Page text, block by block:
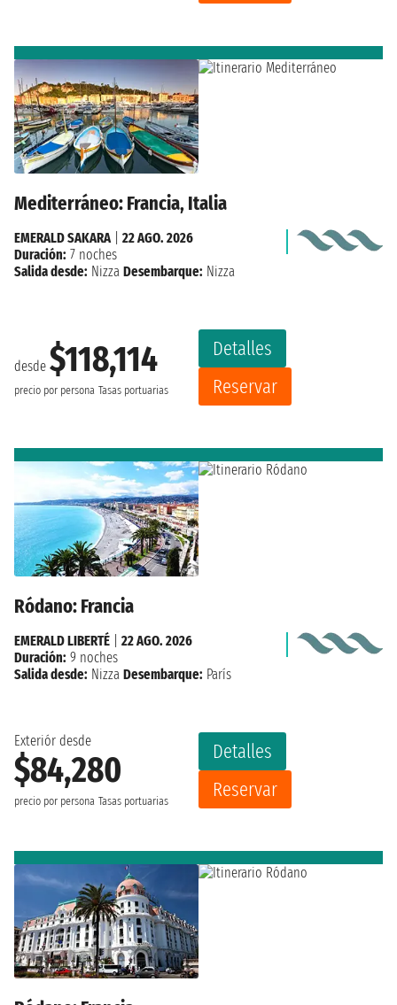
Mediterráneo: Francia, Italia
desde $118,114
precio por persona Tasas portuarias
Detalles
Reservar
EMERALD SAKARA| 22 AGO. 2026
Duración: 7 noches
Salida desde: Nizza Desembarque: Nizza
Ródano: Francia
Exteriór desde
$84,280
precio por persona Tasas portuarias
Detalles
Reservar
EMERALD LIBERTÉ
22 AGO. 2026
Duración: 9 noches
Salida desde: Nizza Desembarque: París